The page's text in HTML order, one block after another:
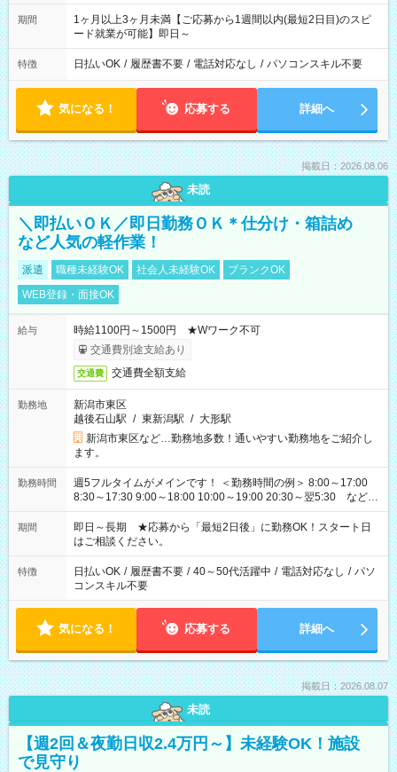
期間
1ヶ月以上3ヶ月未満【ご応募から1週間以内(最短2日目)のスピ
ード就業が可能】即日～
特徴 日払いOK / 履歴書不要 / 電話対応なし / パソコンスキル不要
気になる！ 応募する 詳細へ
掲載日：2026.08.06
未読
＼即払いＯＫ／即日勤務ＯＫ＊仕分け・箱詰め
など人気の軽作業！
派遣 職種未経験OK 社会人未経験OK
ブランクOK
WEB登録・面接OK
給与
時給1100円～1500円 ★Wワーク不可
交通費別途支給あり
交通費 交通費全額支給
勤務地
新潟市東区
越後石山駅 / 東新潟駅 / 大形駅
新潟市東区など…勤務地多数！通いやすい勤務地をご紹介し
ます。
勤務時間
週5フルタイムがメインです！ ＜勤務時間の例＞ 8:00～17:00
8:30～17:30 9:00～18:00 10:00～19:00 20:30～翌5:30 など ★
その他にも勤務時間多数！ 日勤のみ、残業なし、交替制など
ご希望を教えてください！
期間
即日～長期 ★応募から「最短2日後」に勤務OK！スタート日
はご相談ください。
特徴 日払いOK / 履歴書不要 / 40～50代活躍中 / 電話対応なし / パソ
コンスキル不要
気になる！ 応募する 詳細へ
掲載日：2026.08.07
未読
【週2回＆夜勤日収2.4万円～】未経験OK！施設
で見守り